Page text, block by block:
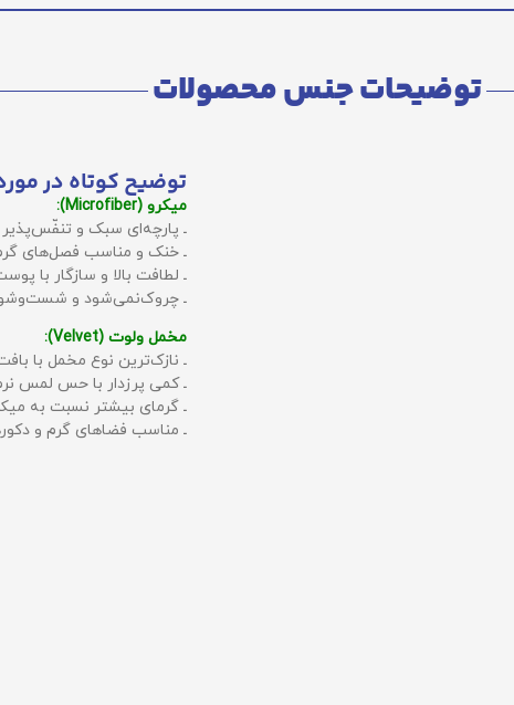
توضیحات جنس محصولات
توضیح کوتاه در
میکرو (Microfiber):
ـ پارچه‌ای سبک و تنفّس‌پذیر
ـ خنک و مناسب فصل‌های
ـ لطافت بالا و سازگار با
ـ چروک‌نمی‌شود و
مخمل ولوت (Velvet):
ـ نازک‌ترین نوع مخمل با
ـ کمی پرزدار با حس لمس
ـ گرمای بیشتر نسبت به
ـ مناسب فضاهای گرم و